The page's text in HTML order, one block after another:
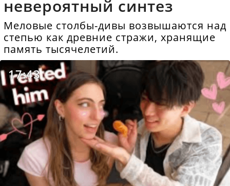
невероятный синтез
Меловые столбы-дивы возвышаются над
степью как древние стражи, хранящие
память тысячелетий.
17:43